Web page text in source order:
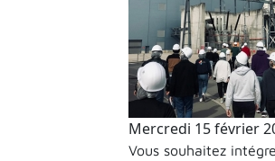
Mercredi 15 février
Vous souhaitez